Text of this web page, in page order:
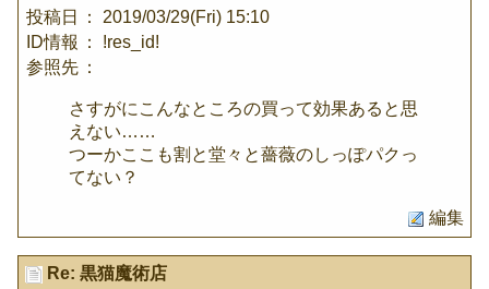
投稿日
： 2019/03/29(Fri) 15:10
ID情報
： !res_id!
参照先 ：
さすがにこんなところの買って効果あると思
えない……
つーかここも割と堂々と薔薇のしっぽパクっ
てない？
編集
Re: 黒猫魔術店